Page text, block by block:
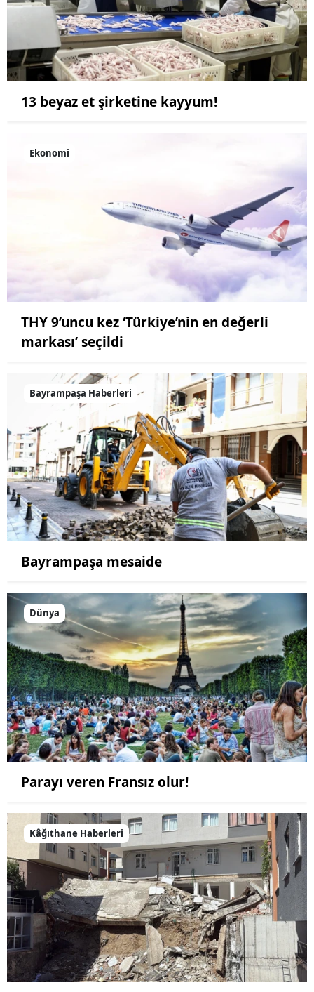
13 beyaz et şirketine kayyum!
Ekonomi
THY 9’uncu kez ‘Türkiye’nin en değerli
markası’ seçildi
Bayrampaşa Haberleri
Bayrampaşa mesaide
Dünya
Parayı veren Fransız olur!
Kâğıthane Haberleri